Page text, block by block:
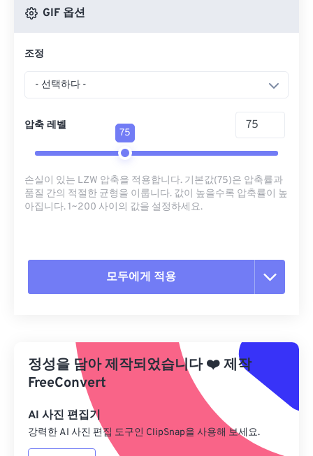
GIF 옵션
조정
- 선택하다 -
압축 레벨
75
손실이 있는 LZW 압축을 적용합니다. 기본값(75)은 압축률과
품질 간의 적절한 균형을 이룹니다. 값이 높을수록 압축률이 높
아집니다. 1~200 사이의 값을 설정하세요.
모두에게 적용
사전 설정에서 적용
사전 설정으로 저장
정성을 담아 제작되었습니다❤️제작
FreeConvert
AI 사진 편집기
강력한 AI 사진 편집 도구인 ClipSnap을 사용해 보세요.